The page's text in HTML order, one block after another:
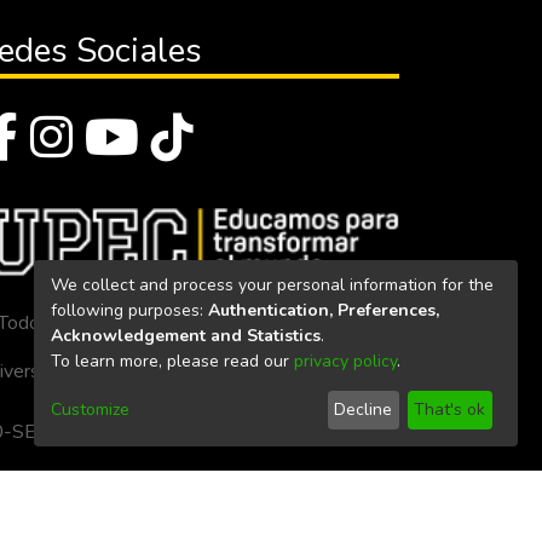
Sociales
los derechos reservados 2023
Politécnica Estatal del Carchi
SE-33-CACES-2020
We collect and process your personal information for the
following purposes: Authentication, Preferences,
Acknowledgement and Statistics.
To learn more, please read our privacy policy.
Customize Decline That's ok